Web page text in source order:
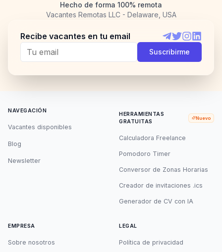
Hecho de forma 100% remota
Vacantes Remotas LLC - Delaware, USA
Recibe vacantes en tu email
Telegram
TwitterInstagram
Suscribirme
NAVEGACIÓN
Vacantes disponibles
Blog
Newsletter
HERRAMIENTAS
GRATUITAS
Nuevo
Calculadora Freelance
Pomodoro Timer
Conversor de Zonas Horarias
Creador de invitaciones .ics
Generador de CV con IA
EMPRESA
Sobre nosotros
LEGAL
Política de privacidad